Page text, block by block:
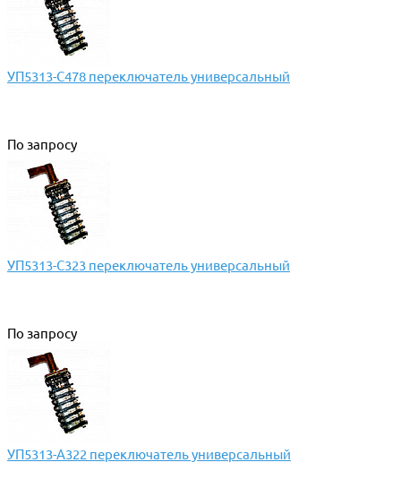
УП5313-С478 переключатель универсальный
По запросу
УП5313-С323 переключатель универсальный
По запросу
УП5313-А322 переключатель универсальный